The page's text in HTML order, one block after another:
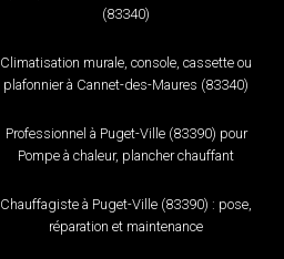
(83340)
Climatisation murale, console, cassette ou
plafonnier à Cannet-des-Maures (83340)
Professionnel à Puget-Ville (83390) pour
Pompe à chaleur, plancher chauffant
Chauffagiste à Puget-Ville (83390) : pose,
réparation et maintenance